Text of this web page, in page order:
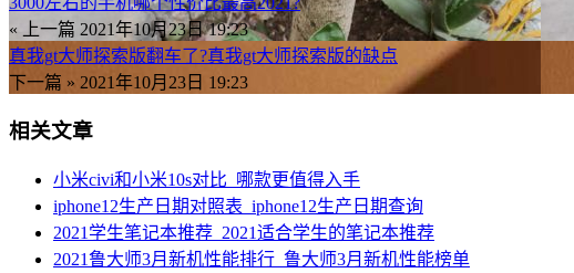
« 上一篇 2021年10月23日 19:23
真我gt大师探索版翻车了?真我gt大师探索版的缺点
下一篇 » 2021年10月23日 19:23
相关文章
小米civi和小米10s对比_哪款更值得入手
iphone12生产日期对照表_iphone12生产日期查询
2021学生笔记本推荐_2021适合学生的笔记本推荐
2021鲁大师3月新机性能排行_鲁大师3月新机性能榜单